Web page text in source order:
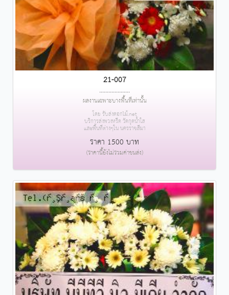
21-007
....................
ผลงานเฉพาะบางพื้นที่เท่านั้น
โดย รับส่งดอกไม้.net
บริการส่งพวงหรีด วัดกุดน้ำใส
และพื้นที่ต่างๆใน นครราชสีมา
ราคา 1500 บาท
(ราคานี้ยังไม่รวมค่าขนส่ง)